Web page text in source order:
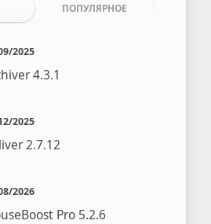
ПОПУЛЯРНОЕ
2025
4.3.1
2025
2.7.12
2026
Pro 5.2.6